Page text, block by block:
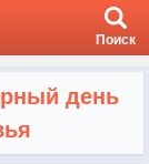
Поиск
день